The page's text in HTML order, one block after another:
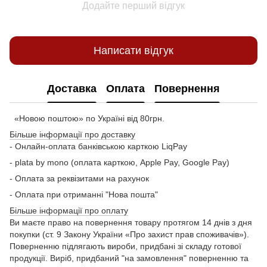
Додайте перший відгук
Написати відгук
Доставка Оплата Повернення
«Новою поштою» по Україні від 80грн.
Більше інформації про доставку
- Онлайн-оплата банківською карткою LiqPay
- plata by mono (оплата карткою, Apple Pay, Google Pay)
- Оплата за реквізитами на рахунок
- Оплата при отриманні "Нова пошта"
Більше інформації про оплату
Ви маєте право на повернення товару протягом 14 днів з дня
покупки (ст. 9 Закону України «Про захист прав споживачів»).
Поверненню підлягають вироби, придбані зі складу готової
продукції. Виріб, придбаний "на замовлення" поверненню та